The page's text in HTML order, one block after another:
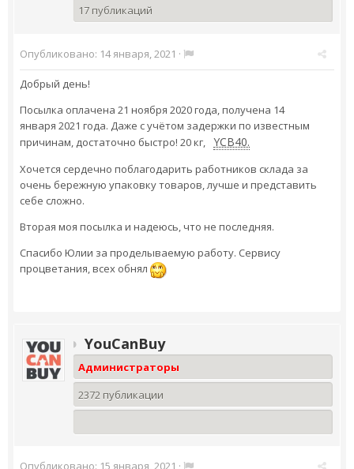
17 публикаций
Опубликовано: 14 января, 2021 ·
Добрый день!
Посылка оплачена 21 ноября 2020 года, получена 14
января 2021 года. Даже с учётом задержки по известным
причинам, достаточно быстро! 20 кг, YCB40.
Хочется сердечно поблагодарить работников склада за
очень бережную упаковку товаров, лучше и представить
себе сложно.
Вторая моя посылка и надеюсь, что не последняя.
Спасибо Юлии за проделываемую работу. Сервису
процветания, всех обнял
YouCanBuy
Администраторы
2372 публикации
Опубликовано: 15 января, 2021 ·